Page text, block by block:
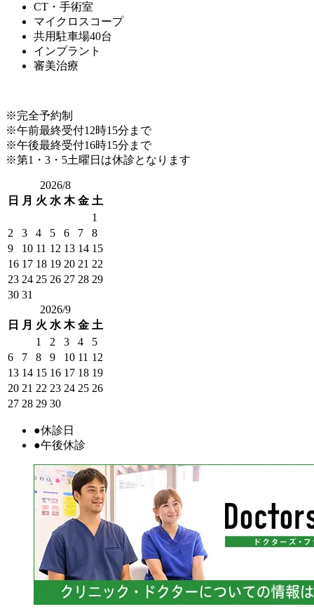
CT・手術室
マイクロスコープ
共用駐車場40台
インプラント
審美治療
※完全予約制
※午前最終受付12時15分まで
※午後最終受付16時15分まで
※第1・3・5土曜日は休診となります
2026/8
日 月 火 水 木 金 土
1
2
3 4 5 6 7
8
9
10 11 12 13 14 15
16 17 18 19 20 21 22
23 24 25 26 27 28 29
30 31
2026/9
日 月 火 水 木 金 土
1
2 3 4
5
6
7 8 9 10 11 12
13 14 15 16 17 18 19
20 21 22 23 24 25 26
27 28 29 30
●休診日
●午後休診